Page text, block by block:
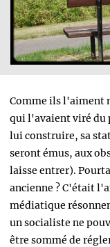
Comme ils l'aiment
qui l'avaient viré du
lui construire, sa
seront émus, aux
laisse entrer).
ancienne ? C'était
médiatique
un socialiste ne
être sommé de